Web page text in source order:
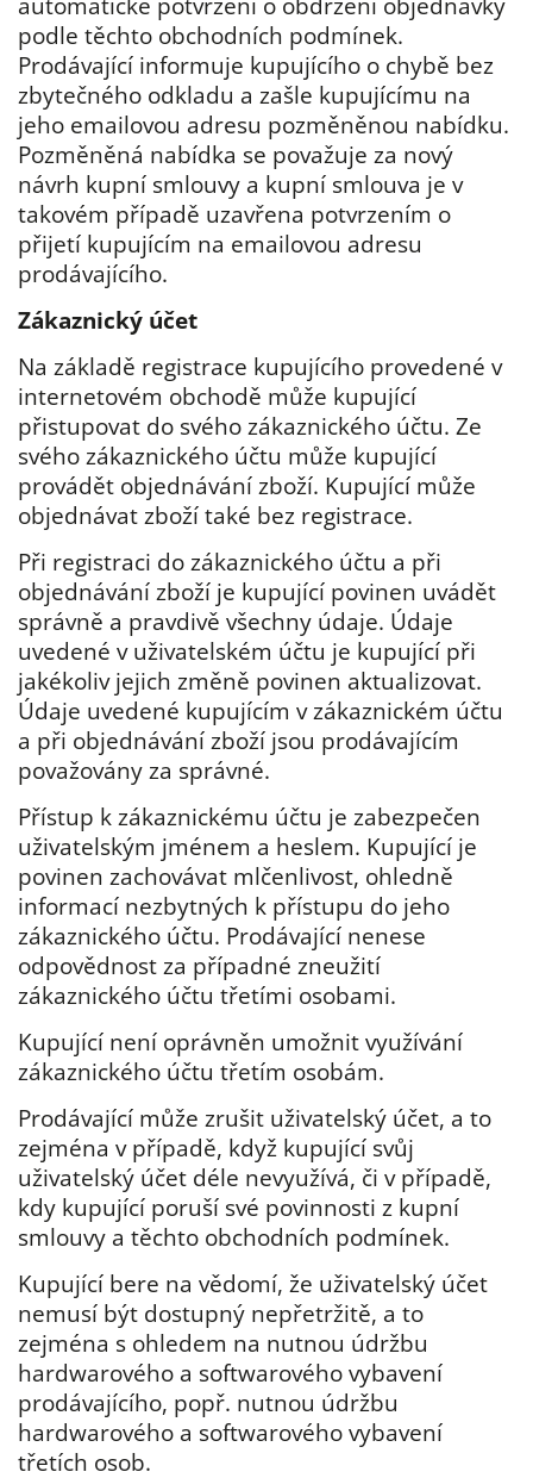
podle těchto obchodních podmínek.
Prodávající informuje kupujícího o chybě bez
zbytečného odkladu a zašle kupujícímu na
jeho emailovou adresu pozměněnou nabídku.
Pozměněná nabídka se považuje za nový
návrh kupní smlouvy a kupní smlouva je v
takovém případě uzavřena potvrzením o
přijetí kupujícím na emailovou adresu
prodávajícího.
Zákaznický účet
Na základě registrace kupujícího provedené v
internetovém obchodě může kupující
přistupovat do svého zákaznického účtu. Ze
svého zákaznického účtu může kupující
provádět objednávání zboží. Kupující může
objednávat zboží také bez registrace.
Při registraci do zákaznického účtu a při
objednávání zboží je kupující povinen uvádět
správně a pravdivě všechny údaje. Údaje
uvedené v uživatelském účtu je kupující při
jakékoliv jejich změně povinen aktualizovat.
Údaje uvedené kupujícím v zákaznickém účtu
a při objednávání zboží jsou prodávajícím
považovány za správné.
Přístup k zákaznickému účtu je zabezpečen
uživatelským jménem a heslem. Kupující je
povinen zachovávat mlčenlivost, ohledně
informací nezbytných k přístupu do jeho
zákaznického účtu. Prodávající nenese
odpovědnost za případné zneužití
zákaznického účtu třetími osobami.
Kupující není oprávněn umožnit využívání
zákaznického účtu třetím osobám.
Prodávající může zrušit uživatelský účet, a to
zejména v případě, když kupující svůj
uživatelský účet déle nevyužívá, či v případě,
kdy kupující poruší své povinnosti z kupní
smlouvy a těchto obchodních podmínek.
Kupující bere na vědomí, že uživatelský účet
nemusí být dostupný nepřetržitě, a to
zejména s ohledem na nutnou údržbu
hardwarového a softwarového vybavení
prodávajícího, popř. nutnou údržbu
hardwarového a softwarového vybavení
třetích osob.